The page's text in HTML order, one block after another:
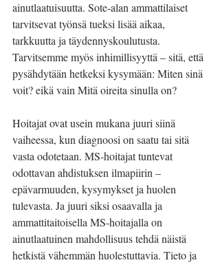
ainutlaatuisuutta. Sote-alan ammattilaiset
tarvitsevat työnsä tueksi lisää aikaa,
tarkkuutta ja täydennyskoulutusta.
Tarvitsemme myös inhimillisyyttä – sitä, että
pysähdytään hetkeksi kysymään: Miten sinä
voit? eikä vain Mitä oireita sinulla on?
Hoitajat ovat usein mukana juuri siinä
vaiheessa, kun diagnoosi on saatu tai sitä
vasta odotetaan. MS-hoitajat tuntevat
odottavan ahdistuksen ilmapiirin –
epävarmuuden, kysymykset ja huolen
tulevasta. Ja juuri siksi osaavalla ja
ammattitaitoisella MS-hoitajalla on
ainutlaatuinen mahdollisuus tehdä näistä
hetkistä vähemmän huolestuttavia. Tieto ja